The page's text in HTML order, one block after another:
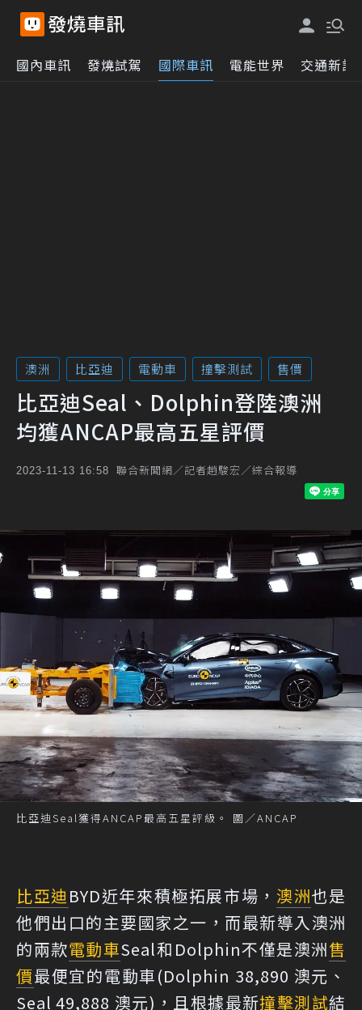
國內車訊 發燒試駕 國際車訊 電能世界 交通新訊
澳洲 比亞迪 電動車 撞擊測試 售價
比亞迪Seal、Dolphin登陸澳洲
均獲ANCAP最高五星評價
2023-11-13 16:58 聯合新聞網／記者趙駿宏／綜合報導
比亞迪Seal獲得ANCAP最高五星評級。 圖／ANCAP
比亞迪BYD近年來積極拓展市場， 澳洲也是
他們出口的主要國家之一，而最新導入澳洲
的兩款電動車Seal和Dolphin不僅是澳洲售
價最便宜的電動車(Dolphin 38,890 澳元、
Seal 49,888 澳元)，且根據最新撞擊測試結